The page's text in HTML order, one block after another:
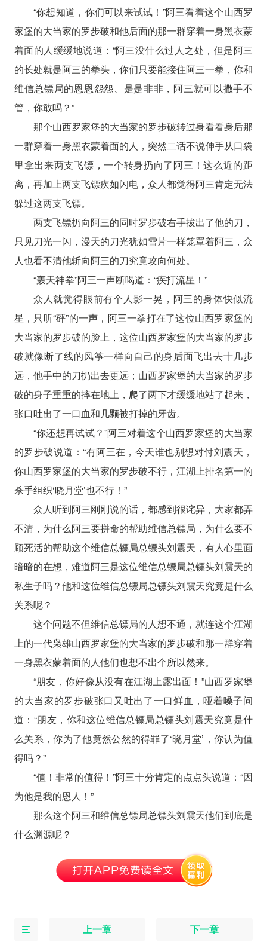
“你想知道，你们可以来试试！”阿三看着这个山西罗
家堡的大当家的罗步破和他后面的那一群穿着一身黑衣蒙
着面的人缓缓地说道：“阿三没什么过人之处，但是阿三
的长处就是阿三的拳头，你们只要能接住阿三一拳，你和
维信总镖局的恩恩怨怨、是是非非，阿三就可以撒手不
管，你敢吗？”
那个山西罗家堡的大当家的罗步破转过身看看身后那
一群穿着一身黑衣蒙着面的人，突然二话不说伸手从口袋
里拿出来两支飞镖，一个转身扔向了阿三！这么近的距
离，再加上两支飞镖疾如闪电，众人都觉得阿三肯定无法
躲过这两支飞镖。
两支飞镖扔向阿三的同时罗步破右手拔出了他的刀，
只见刀光一闪，漫天的刀光犹如雪片一样笼罩着阿三，众
人也看不清他斩向阿三的刀究竟攻向何处。
“轰天神拳”阿三一声断喝道：“疾打流星！”
众人就觉得眼前有个人影一晃，阿三的身体快似流
星，只听“砰”的一声，阿三一拳打在了这位山西罗家堡的
大当家的罗步破的脸上，这位山西罗家堡的大当家的罗步
破就像断了线的风筝一样向自己的身后面飞出去十几步
远，他手中的刀扔出去更远；山西罗家堡的大当家的罗步
破的身子重重的摔在地上，爬了两下才缓缓地站了起来，
张口吐出了一口血和几颗被打掉的牙齿。
“你还想再试试？”阿三对着这个山西罗家堡的大当家
的罗步破说道：“有阿三在，今天谁也别想对付刘震天，
你山西罗家堡的大当家的罗步破不行，江湖上排名第一的
杀手组织‘晓月堂’也不行！”
众人听到阿三刚刚说的话，都感到很诧异，大家都弄
不清，为什么阿三要拼命的帮助维信总镖局，为什么要不
顾死活的帮助这个维信总镖局总镖头刘震天，有人心里面
暗暗的在想，难道阿三是这位维信总镖局总镖头刘震天的
私生子吗？他和这位维信总镖局总镖头刘震天究竟是什么
关系呢？
这个问题不但维信总镖局的人想不通，就连这个江湖
上的一代枭雄山西罗家堡的大当家的罗步破和那一群穿着
一身黑衣蒙着面的人他们也想不出个所以然来。
“朋友，你好像从没有在江湖上露出面！”山西罗家堡
的大当家的罗步破张口又吐出了一口鲜血，哑着嗓子问
道：“朋友，你和这位维信总镖局总镖头刘震天究竟是什
么关系，你为了他竟然公然的得罪了‘晓月堂’，你认为值
得吗？”
“值！非常的值得！”阿三十分肯定的点点头说道：“因
为他是我的恩人！”
那么这个阿三和维信总镖局总镖头刘震天他们到底是
什么渊源呢？
上一章 下一章